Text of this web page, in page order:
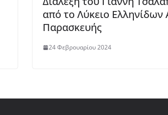
από το Λύκειο Ελληνίδων
Παρασκευής
24 Φεβρουαρίου 2024